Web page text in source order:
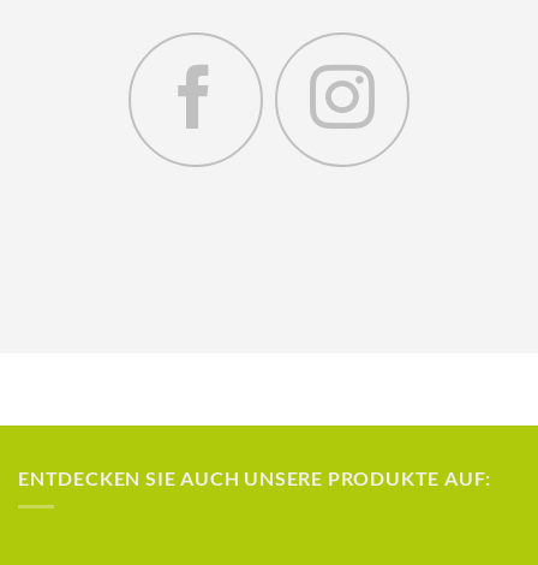
ENTDECKEN SIE AUCH UNSERE PRODUKTE AUF: